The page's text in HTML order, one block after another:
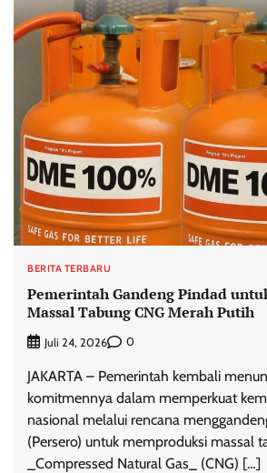
BERITA TERBARU
Pemerintah Gandeng Pindad
Massal Tabung CNG Merah Putih
Juli 24, 2026 0
JAKARTA – Pemerintah kembali
komitmennya dalam memperkuat
nasional melalui rencana
(Persero) untuk memproduksi massal
_Compressed Natural Gas_ (CNG) […]